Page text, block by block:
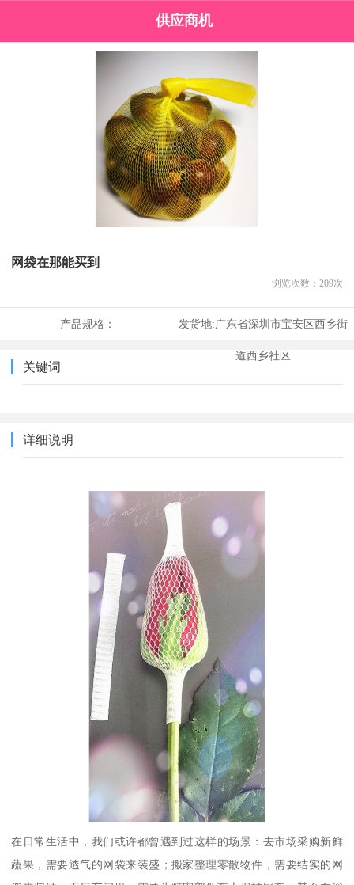
供应商机
网袋在那能买到
浏览次数： 209次
产品规格： 发货地:广东省深圳市宝安区西乡街
道西乡社区
关键词
详细说明
在日常生活中，我们或许都曾遇到过这样的场景：去市场采购新鲜
蔬果，需要透气的网袋来装盛；搬家整理零散物件，需要结实的网